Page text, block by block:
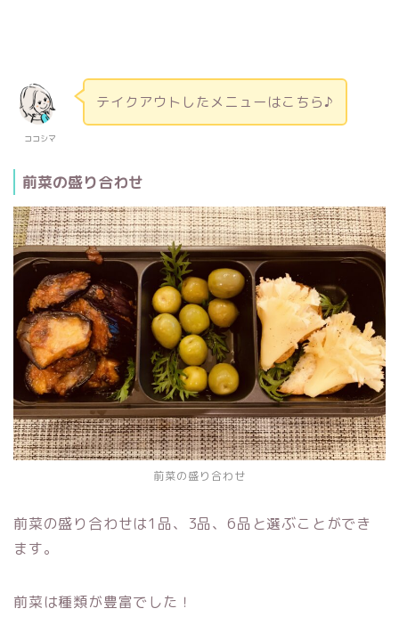
ココシマ
テイクアウトしたメニューはこちら♪
前菜の盛り合わせ
前菜の盛り合わせ
前菜の盛り合わせは1品、3品、6品と選ぶことができ
ます。
前菜は種類が豊富でした！